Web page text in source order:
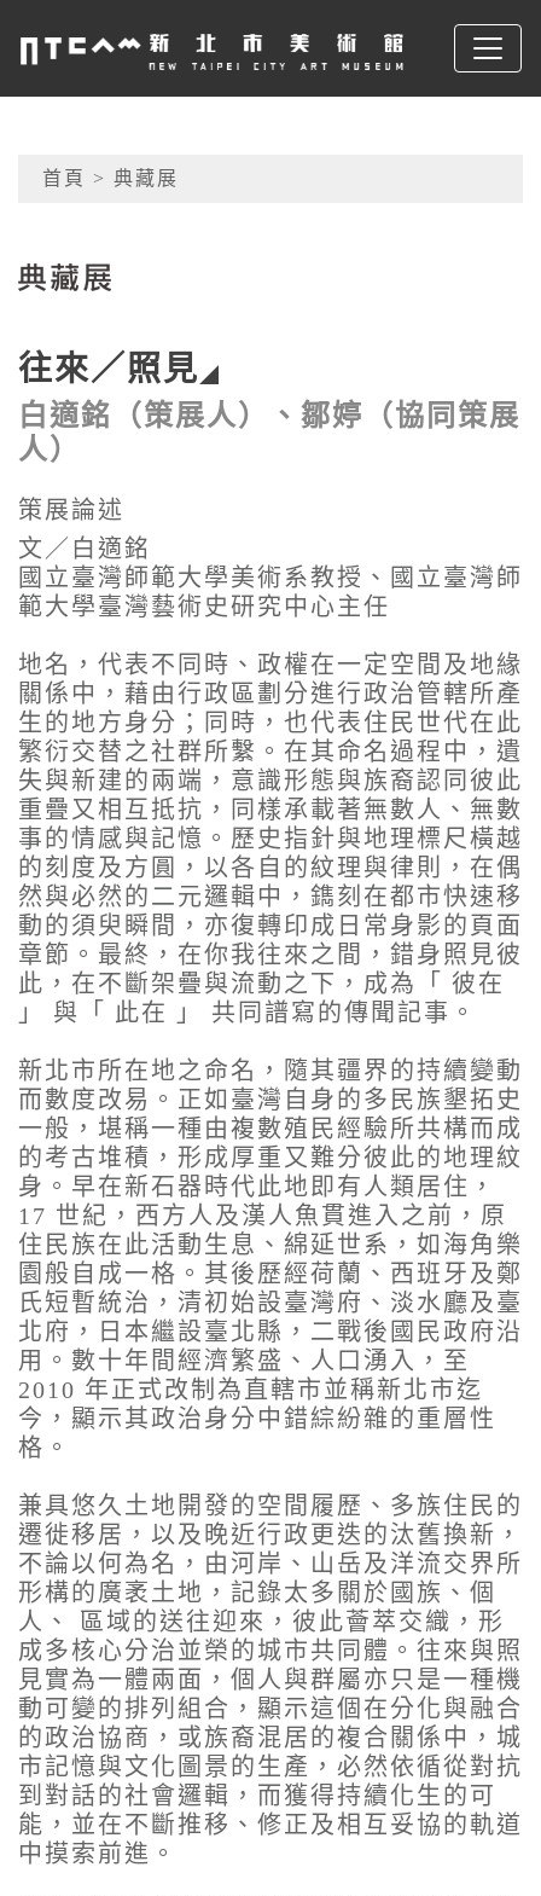
新北市美術館
網頁導覽
首頁 > 典藏展
往來／照見
白適銘（策展人）、鄒婷（協同策展
人）
策展論述
文／白適銘
國立臺灣師範大學美術系教授、國立臺灣師
範大學臺灣藝術史研究中心主任
地名，代表不同時、政權在一定空間及地緣
關係中，藉由行政區劃分進行政治管轄所產
生的地方身分；同時，也代表住民世代在此
繁衍交替之社群所繫。在其命名過程中，遺
失與新建的兩端，意識形態與族裔認同彼此
重疊又相互抵抗，同樣承載著無數人、無數
事的情感與記憶。歷史指針與地理標尺橫越
的刻度及方圓，以各自的紋理與律則，在偶
然與必然的二元邏輯中，鐫刻在都市快速移
動的須臾瞬間，亦復轉印成日常身影的頁面
章節。最終，在你我往來之間，錯身照見彼
此，在不斷架疊與流動之下，成為「 彼在
」 與「 此在 」 共同譜寫的傳聞記事。
新北市所在地之命名，隨其疆界的持續變動
而數度改易。正如臺灣自身的多民族墾拓史
一般，堪稱一種由複數殖民經驗所共構而成
的考古堆積，形成厚重又難分彼此的地理紋
身。早在新石器時代此地即有人類居住，
17 世紀，西方人及漢人魚貫進入之前，原
住民族在此活動生息、綿延世系，如海角樂
園般自成一格。其後歷經荷蘭、西班牙及鄭
氏短暫統治，清初始設臺灣府、淡水廳及臺
北府，日本繼設臺北縣，二戰後國民政府沿
用。數十年間經濟繁盛、人口湧入，至
2010 年正式改制為直轄市並稱新北市迄
今，顯示其政治身分中錯綜紛雜的重層性
格。
兼具悠久土地開發的空間履歷、多族住民的
遷徙移居，以及晚近行政更迭的汰舊換新，
不論以何為名，由河岸、山岳及洋流交界所
形構的廣袤土地，記錄太多關於國族、個
人、 區域的送往迎來，彼此薈萃交織，形
成多核心分治並榮的城市共同體。往來與照
見實為一體兩面，個人與群屬亦只是一種機
動可變的排列組合，顯示這個在分化與融合
的政治協商，或族裔混居的複合關係中，城
市記憶與文化圖景的生產，必然依循從對抗
到對話的社會邏輯，而獲得持續化生的可
能，並在不斷推移、修正及相互妥協的軌道
中摸索前進。